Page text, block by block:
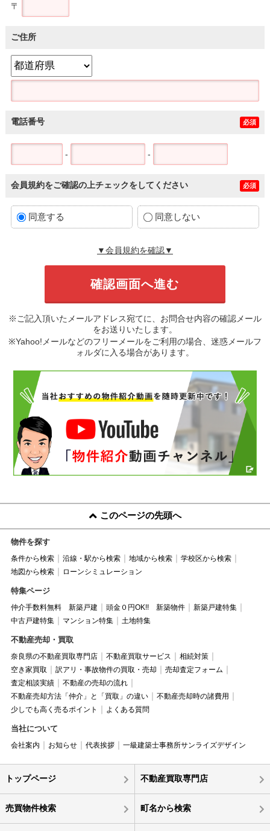
〒
ご住所
電話番号 必須
- -
会員規約をご確認の上チェックをしてください 必須
同意する 同意しない
▼会員規約を確認▼
※ご記入頂いたメールアドレス宛てに、お問合せ内容の確認メール
をお送りいたします。
※Yahoo!メールなどのフリーメールをご利用の場合、迷惑メールフ
ォルダに入る場合があります。
このページの先頭へ
物件を探す
条件から検索 沿線・駅から検索 地域から検索
学校区から検索
地図から検索
ローンシミュレーション
特集ページ
仲介手数料無料 新築戸建 頭金０円OK!! 新築物件
新築戸建特集
中古戸建特集
マンション特集 土地特集
不動産売却・買取
奈良県の不動産買取専門店 不動産買取サービス
相続対策
空き家買取
訳アリ・事故物件の買取・売却
売却査定フォーム
査定相談実績
不動産の売却の流れ
不動産売却方法「仲介」と「買取」の違い
不動産売却時の諸費用
少しでも高く売るポイント
よくある質問
当社について
会社案内 お知らせ 代表挨拶 一級建築士事務所サンライズデザイン
トップページ 不動産買取専門店
売買物件検索 町名から検索